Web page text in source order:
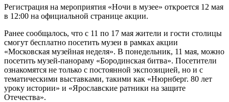
Регистрация на мероприятия «Ночи в музее» откроется 12 мая
в 12:00 на официальной странице акции.
Ранее сообщалось, что с 11 по 17 мая жители и гости столицы
смогут бесплатно посетить музеи в рамках акции
«Московская музейная неделя». В понедельник, 11 мая, можно
посетить музей-панораму «Бородинская битва». Посетители
ознакомятся не только с постоянной экспозицией, но и с
тематическими выставками, такими как «Нюрнберг. 80 лет
уроку истории» и «Ярославские ратники на защите
Отечества».